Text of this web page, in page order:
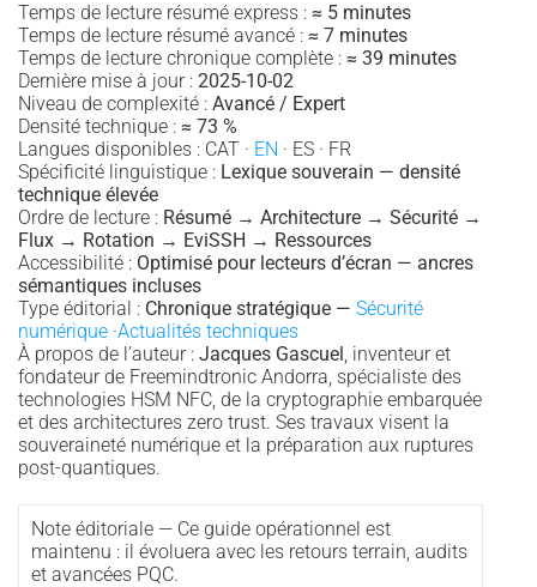
Temps de lecture résumé express : ≈ 5 minutes
Temps de lecture résumé avancé : ≈ 7 minutes
Temps de lecture chronique complète : ≈ 39 minutes
Dernière mise à jour : 2025-10-02
Niveau de complexité : Avancé / Expert
Densité technique : ≈ 73 %
Langues disponibles : CAT · EN · ES · FR
Spécificité linguistique : Lexique souverain — densité
technique élevée
Ordre de lecture : Résumé → Architecture → Sécurité →
Flux → Rotation → EviSSH → Ressources
Accessibilité : Optimisé pour lecteurs d’écran — ancres
sémantiques incluses
Type éditorial : Chronique stratégique — Sécurité
numérique ·Actualités techniques
À propos de l’auteur : Jacques Gascuel , inventeur et
fondateur de Freemindtronic Andorra, spécialiste des
technologies HSM NFC, de la cryptographie embarquée
et des architectures zero trust. Ses travaux visent la
souveraineté numérique et la préparation aux ruptures
post-quantiques.
Note éditoriale — Ce guide opérationnel est
maintenu : il évoluera avec les retours terrain, audits
et avancées PQC.